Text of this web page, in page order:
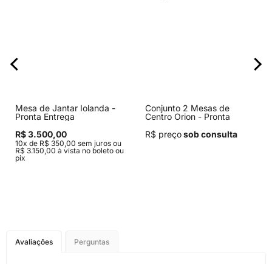
Mesa de Jantar Iolanda -
Pronta Entrega
R$ 3.500,00
10x de R$ 350,00 sem juros ou
R$ 3.150,00 à vista no boleto ou
pix
Conjunto 2 Mesas de
Centro Orion - Pronta
R$ preçosob consulta
Avaliações Perguntas